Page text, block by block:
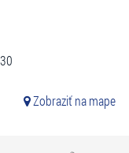
Zobraziť na mape